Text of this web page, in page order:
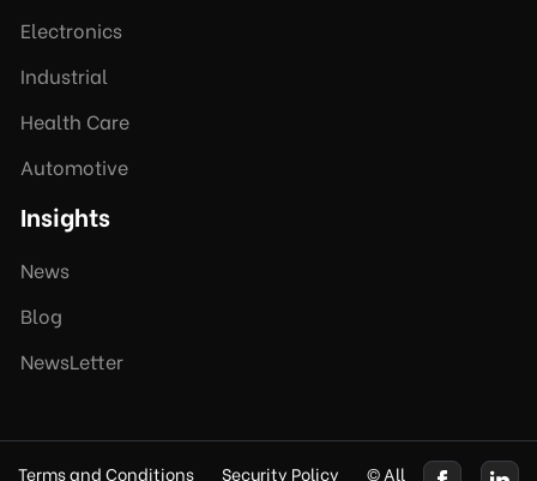
Electronics
Industrial
Health Care
Automotive
Insights
News
Blog
NewsLetter
Terms and Conditions Security Policy © All